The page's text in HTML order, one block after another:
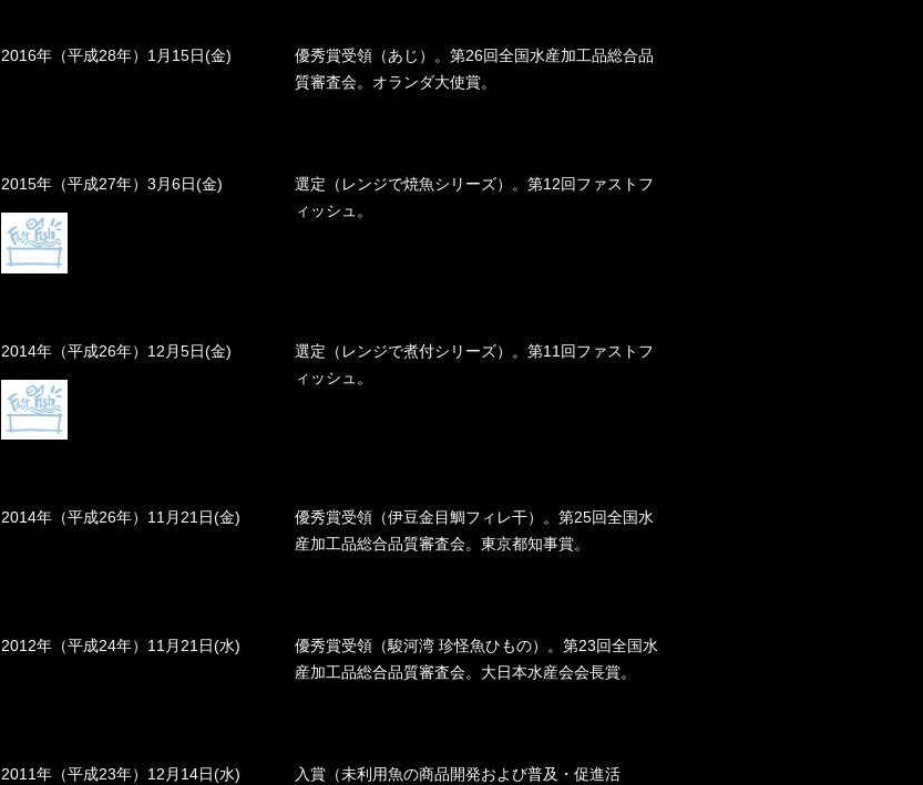
2016年（平成28年）1月15日(金)
優秀賞受領（あじ）。第26回全国水産加工品総合品
質審査会。オランダ大使賞。
2015年（平成27年）3月6日(金)
選定（レンジで焼魚シリーズ）。第12回ファストフ
ィッシュ。
2014年（平成26年）12月5日(金)
選定（レンジで煮付シリーズ）。第11回ファストフ
ィッシュ。
2014年（平成26年）11月21日(金)
優秀賞受領（伊豆金目鯛フィレ干）。第25回全国水
産加工品総合品質審査会。東京都知事賞。
2012年（平成24年）11月21日(水)
優秀賞受領（駿河湾 珍怪魚ひもの）。第23回全国水
産加工品総合品質審査会。大日本水産会会長賞。
2011年（平成23年）12月14日(水)
入賞（未利用魚の商品開発および普及・促進活